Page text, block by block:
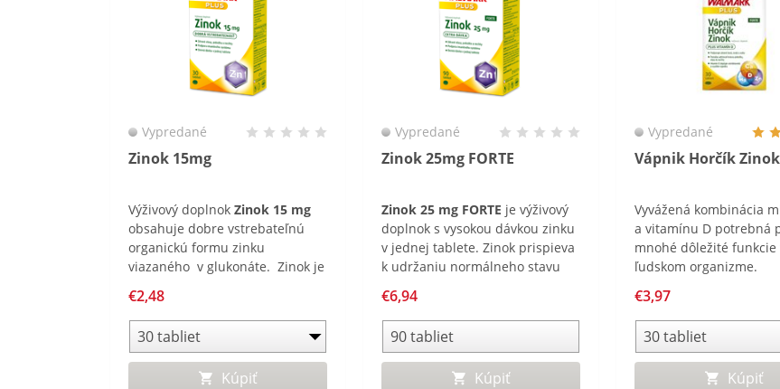
Zinok 15mg
Vypredané
Výživový doplnok Zinok 15 mg
obsahuje dobre vstrebateľnú
organickú formu zinku
viazaného v glukonáte. Zinok je
k udržaniu normálneho stavu
vlasov, nechtov a pokožky a
podporuje normálnu funkciu
imunitného systému.
€2,48
Kúpiť
Zinok 25mg FORTE
Vypredané
Zinok 25 mg FORTE je výživový
doplnok s vysokou dávkou zinku
v jednej tablete. Zinok prispieva
k udržaniu normálneho stavu
podporuje normálnu funkciu
imunitného systému.
€6,94
Kúpiť
Vápnik Horčík Zinok
Vypredané
Vyvážená kombinácia
a vitamínu D potrebná
mnohé dôležité funkcie
ľudskom organizme.
€3,97
Kúpiť